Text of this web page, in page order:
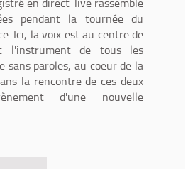
pendant la tournée du
Ici, la voix est au centre de
l'instrument de tous les
sans paroles, au coeur de la
la rencontre de ces deux
d'une nouvelle